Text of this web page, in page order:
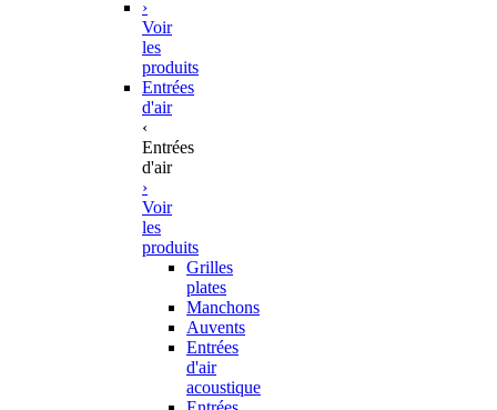
›
Voir
les
produits
Entrées
d'air
‹
Entrées
d'air
›
Voir
les
produits
Grilles
plates
Manchons
Auvents
Entrées
d'air
acoustique